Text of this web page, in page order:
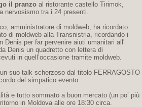
il pranzo al ristorante castello Tirimok,
nervosismo tra i 24 presenti.
amministratore di moldweb, ha ricordato
di moldweb alla Transnistria, ricordando i
Denis per far pervenire aiuti umanitari all'
Denis un quadretto con lettera di
in quell’occasione tramite moldweb.
suo talk scherzoso dal titolo FERRAGOSTO
del simpatico evento.
e tutto sommato a buon mercato (un po’ più
in Moldova alle ore 18:30 circa.